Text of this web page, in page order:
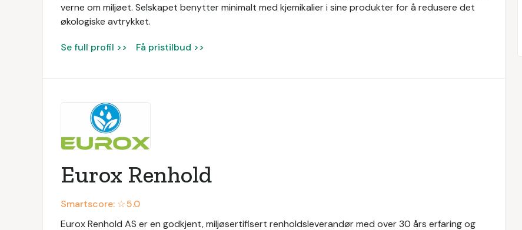
verne om miljøet. Selskapet benytter minimalt med kjemikalier i sine produkter for å redusere det
økologiske avtrykket.
Se full profil >> Få pristilbud >>
Eurox Renhold
Smartscore: ☆5.0
Eurox Renhold AS er en godkjent, miljøsertifisert renholdsleverandør med over 30 års erfaring og